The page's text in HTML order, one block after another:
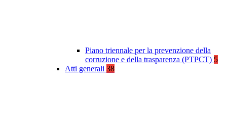
Piano triennale per la prevenzione della
corruzione e della trasparenza (PTPCT) 5
Atti generali 38